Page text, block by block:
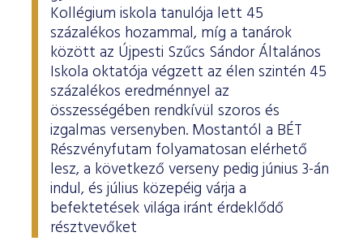
Kollégium iskola tanulója lett 45
százalékos hozammal, míg a tanárok
között az Újpesti Szűcs Sándor Általános
Iskola oktatója végzett az élen szintén 45
százalékos eredménnyel az
összességében rendkívül szoros és
izgalmas versenyben. Mostantól a BÉT
Részvényfutam folyamatosan elérhető
lesz, a következő verseny pedig június 3-án
indul, és július közepéig várja a
befektetések világa iránt érdeklődő
résztvevőket